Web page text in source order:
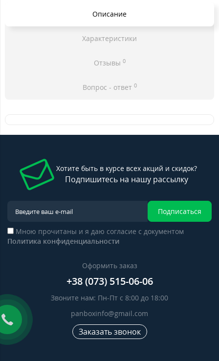
Описание
Характеристики
Отзывы 0
Вопрос - ответ 0
Хотите быть в курсе всех акций и скидок?
Подпишитесь на нашу рассылку
Подписаться
Мною прочитаны и я даю согласие с документом
Политика конфиденциальности
Оформить заказ
+38 (073) 515-06-06
Звоните нам: Пн-Пт с 8:00 до 18:00
panboxinfo@gmail.com
Заказать звонок